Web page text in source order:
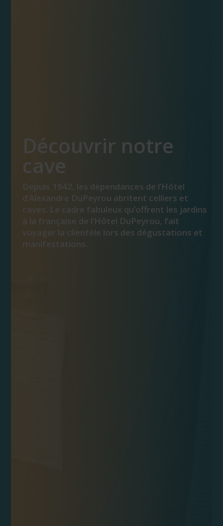
Découvrir notre
cave
Depuis 1942, les dépendances de l’Hôtel
d’Alexandre DuPeyrou abritent celliers et
caves. Le cadre fabuleux qu’offrent les jardins
à la française de l’Hôtel DuPeyrou, fait
voyager la clientèle lors des dégustations et
manifestations.